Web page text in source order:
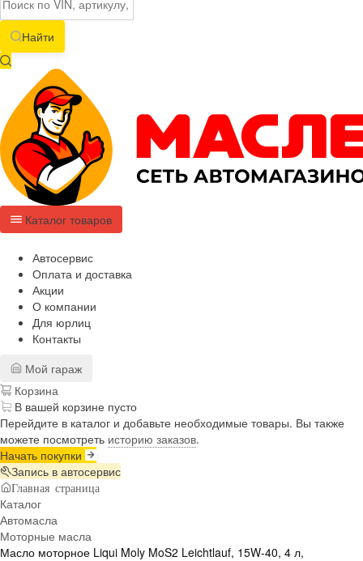
Найти
Каталог товаров
Автосервис
Оплата и доставка
Акции
О компании
Для юрлиц
Контакты
Мой гараж
Корзина
В вашей корзине пусто
Перейдите в каталог и добавьте необходимые товары. Вы также
можете посмотреть историю заказов.
Начать покупки
Запись в автосервис
Главная страница
Каталог
Автомасла
Моторные масла
Масло моторное Liqui Moly MoS2 Leichtlauf, 15W-40, 4 л,